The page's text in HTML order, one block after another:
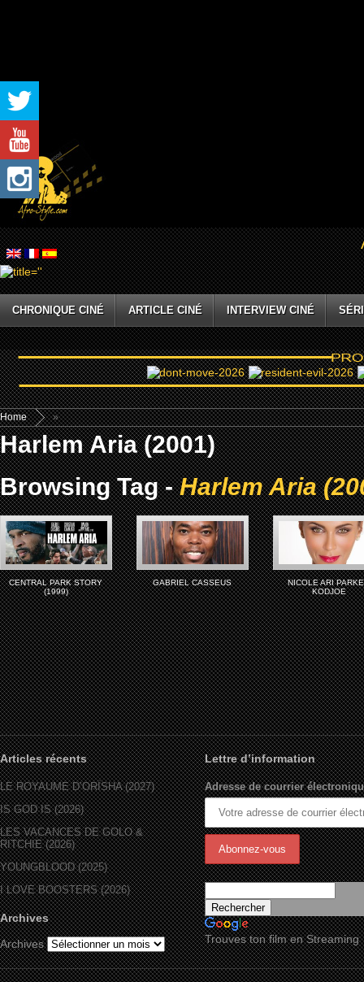
CHRONIQUE CINÉ ARTICLE CINÉ INTERVIEW CINÉ
Home »
Harlem Aria (2001)
Browsing Tag -Harlem Aria
CENTRAL PARK STORY
(1999)
GABRIEL CASSEUS
NICOLE ARI
KODJOE
Articles récents
LE ROYAUME D’ORÏSHA (2027)
IS GOD IS (2026)
LES VACANCES DE GOLO &
RITCHIE (2026)
YOUNGBLOOD (2025)
I LOVE BOOSTERS (2026)
Archives
Archives
Lettre d’information
Adresse de courrier
Trouves ton film en Streaming